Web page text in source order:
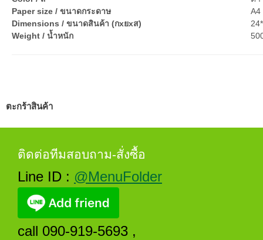
Paper size / ขนาดกระดาษ
A4
Dimensions / ขนาดสินค้า (กxยxส)
Weight / น้ำหนัก
ตะกร้าสินค้า
ติดต่อทีมสอบถาม-สั่งซื้อ
Line ID : @MenuFolder
call 090-919-5693 ,